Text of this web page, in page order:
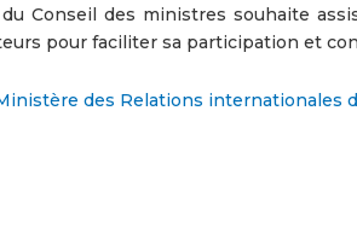
Conseil des ministres souhaite
pour faciliter sa participation et
des Relations internationales